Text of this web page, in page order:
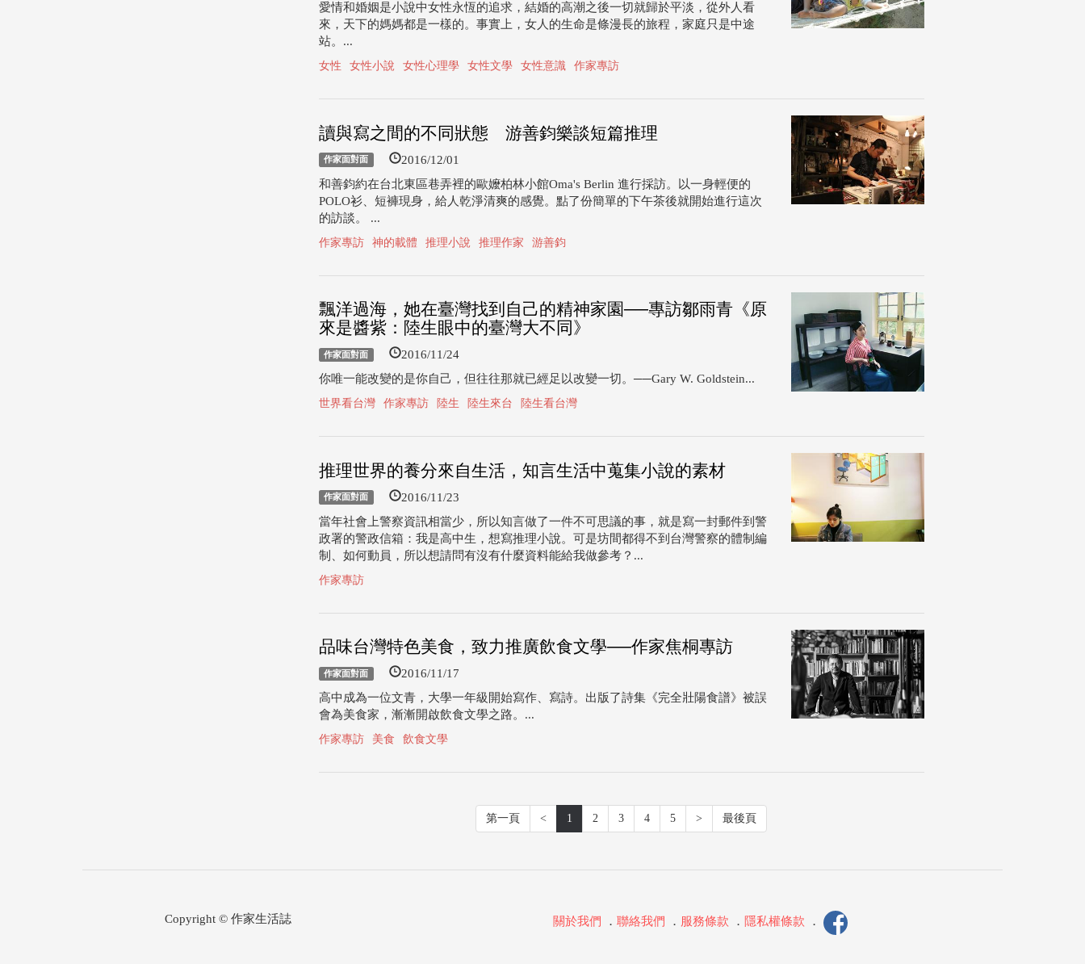
愛情和婚姻是小說中女性永恆的追求，結婚的高潮之後一切就歸於平淡，從外人看
來，天下的媽媽都是一樣的。事實上，女人的生命是條漫長的旅程，家庭只是中途
站。...
女性 女性小說 女性心理學 女性文學 女性意識 作家專訪
讀與寫之間的不同狀態 游善鈞樂談短篇推理
作家面對面 2016/12/01
和善鈞約在台北東區巷弄裡的歐嬤柏林小館Oma's Berlin 進行採訪。以一身輕便的
POLO衫、短褲現身，給人乾淨清爽的感覺。點了份簡單的下午茶後就開始進行這次
的訪談。 ...
作家專訪 神的載體 推理小說 推理作家 游善鈞
飄洋過海，她在臺灣找到自己的精神家園──專訪鄒雨青《原
來是醬紫：陸生眼中的臺灣大不同》
作家面對面 2016/11/24
你唯一能改變的是你自己，但往往那就已經足以改變一切。──Gary W. Goldstein...
世界看台灣 作家專訪 陸生 陸生來台 陸生看台灣
推理世界的養分來自生活，知言生活中蒐集小說的素材
作家面對面 2016/11/23
當年社會上警察資訊相當少，所以知言做了一件不可思議的事，就是寫一封郵件到警
政署的警政信箱：我是高中生，想寫推理小說。可是坊間都得不到台灣警察的體制編
制、如何動員，所以想請問有沒有什麼資料能給我做參考？...
作家專訪
品味台灣特色美食，致力推廣飲食文學──作家焦桐專訪
作家面對面 2016/11/17
高中成為一位文青，大學一年級開始寫作、寫詩。出版了詩集《完全壯陽食譜》被誤
會為美食家，漸漸開啟飲食文學之路。...
作家專訪 美食 飲食文學
第一頁 < 1 2 3 4 5 > 最後頁
Copyright © 作家生活誌 關於我們 ． 聯絡我們 ． 服務條款 ． 隱私權條款 ．